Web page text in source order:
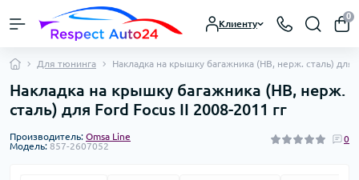
Клиенту
0
Для тюнинга Накладка на крышку багажника (HB, нерж. сталь) для
Накладка на крышку багажника (HB, нерж.
сталь) для Ford Focus II 2008-2011 гг
Производитель: Omsa Line
Модель: 857-2607052
0